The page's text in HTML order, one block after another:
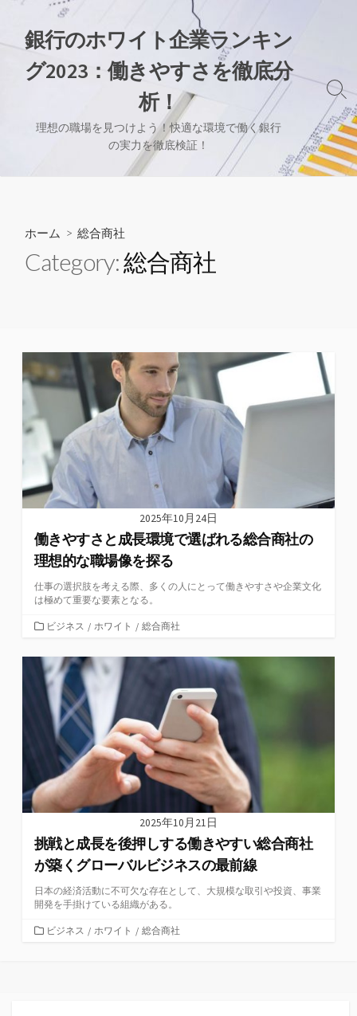
銀行のホワイト企業ランキン
グ2023：働きやすさを徹底分
析！
理想の職場を見つけよう！快適な環境で働く銀行
の実力を徹底検証！
検
索
切
り
替
え
ホーム > 総合商社
Category:総合商社
2025年10月24日
働きやすさと成長環境で選ばれる総合商社の
理想的な職場像を探る
仕事の選択肢を考える際、多くの人にとって働きやすさや企業文化
は極めて重要な要素となる。
カ
ゴ
リ
ー
ビジネス / ホワイト / 総合商社
2025年10月21日
挑戦と成長を後押しする働きやすい総合商社
が築くグローバルビジネスの最前線
日本の経済活動に不可欠な存在として、大規模な取引や投資、事業
開発を手掛けている組織がある。
カビジネス / ホワイト / 総合商社